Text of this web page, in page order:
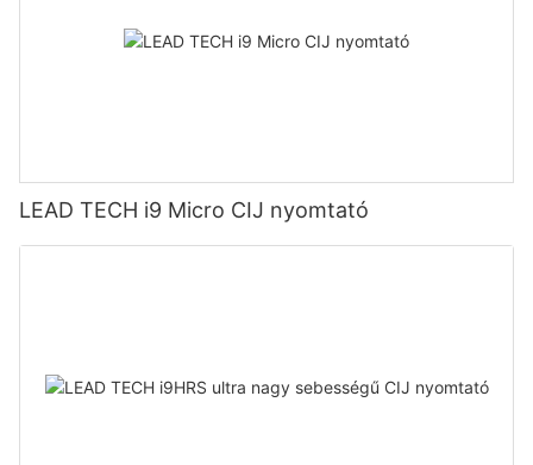
LEAD TECH i9 Micro CIJ nyomtató